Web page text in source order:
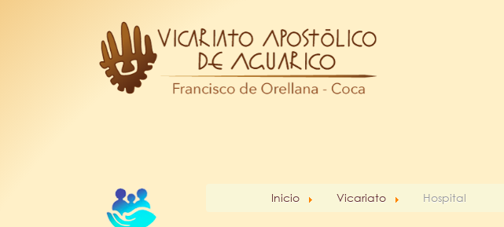
Inicio Vicariato Hospital